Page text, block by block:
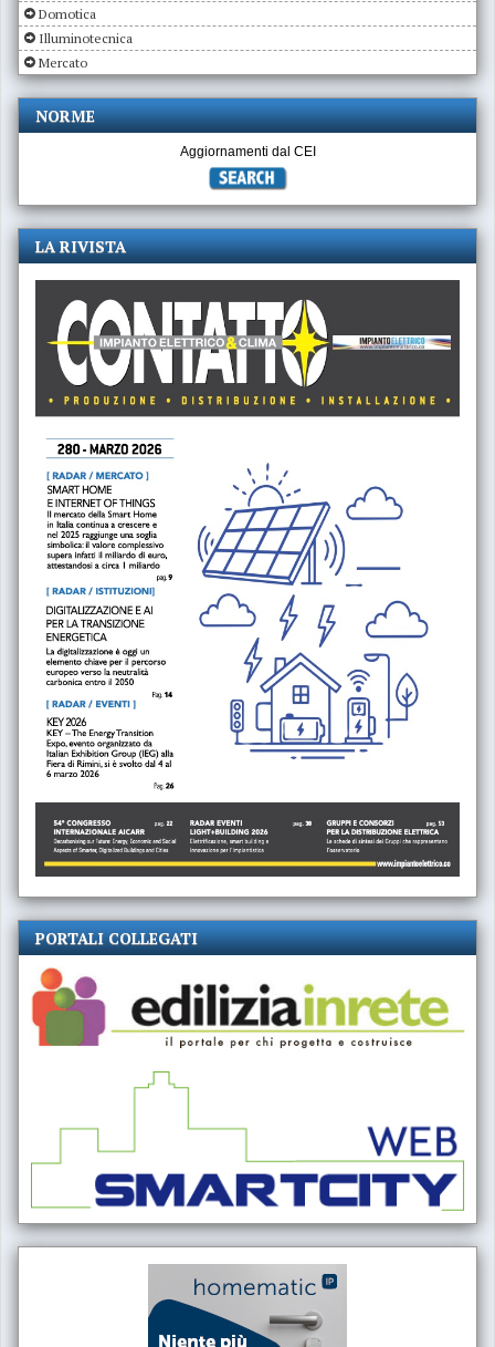
Domotica
Illuminotecnica
Mercato
NORME
Aggiornamenti dal CEI
LA RIVISTA
PORTALI COLLEGATI